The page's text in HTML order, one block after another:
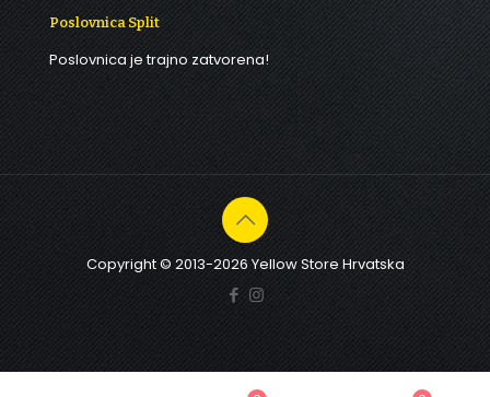
Poslovnica Split
Poslovnica je trajno zatvorena!
Copyright © 2013-2026 Yellow Store Hrvatska